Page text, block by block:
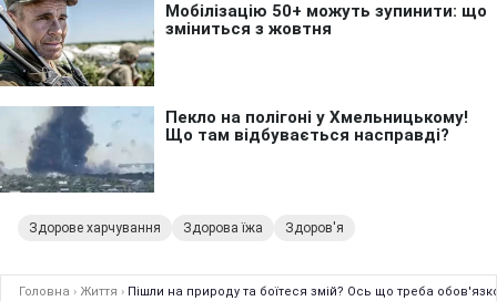
Здорове харчування Здорова їжа Здоров'я
Головна › Життя › Пішли на природу та боїтеся змій? Ось що треба